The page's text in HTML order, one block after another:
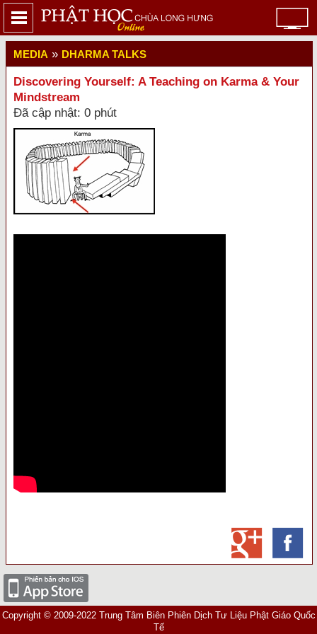
MEDIA » DHARMA TALKS
Discovering Yourself: A Teaching on Karma & Your
Mindstream
Đã cập nhật: 0 phút
Copyright © 2009-2022 Trung Tâm Biên Phiên Dịch Tư Liệu Phật Giáo Quốc
Tế